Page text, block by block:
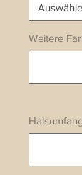
Weitere